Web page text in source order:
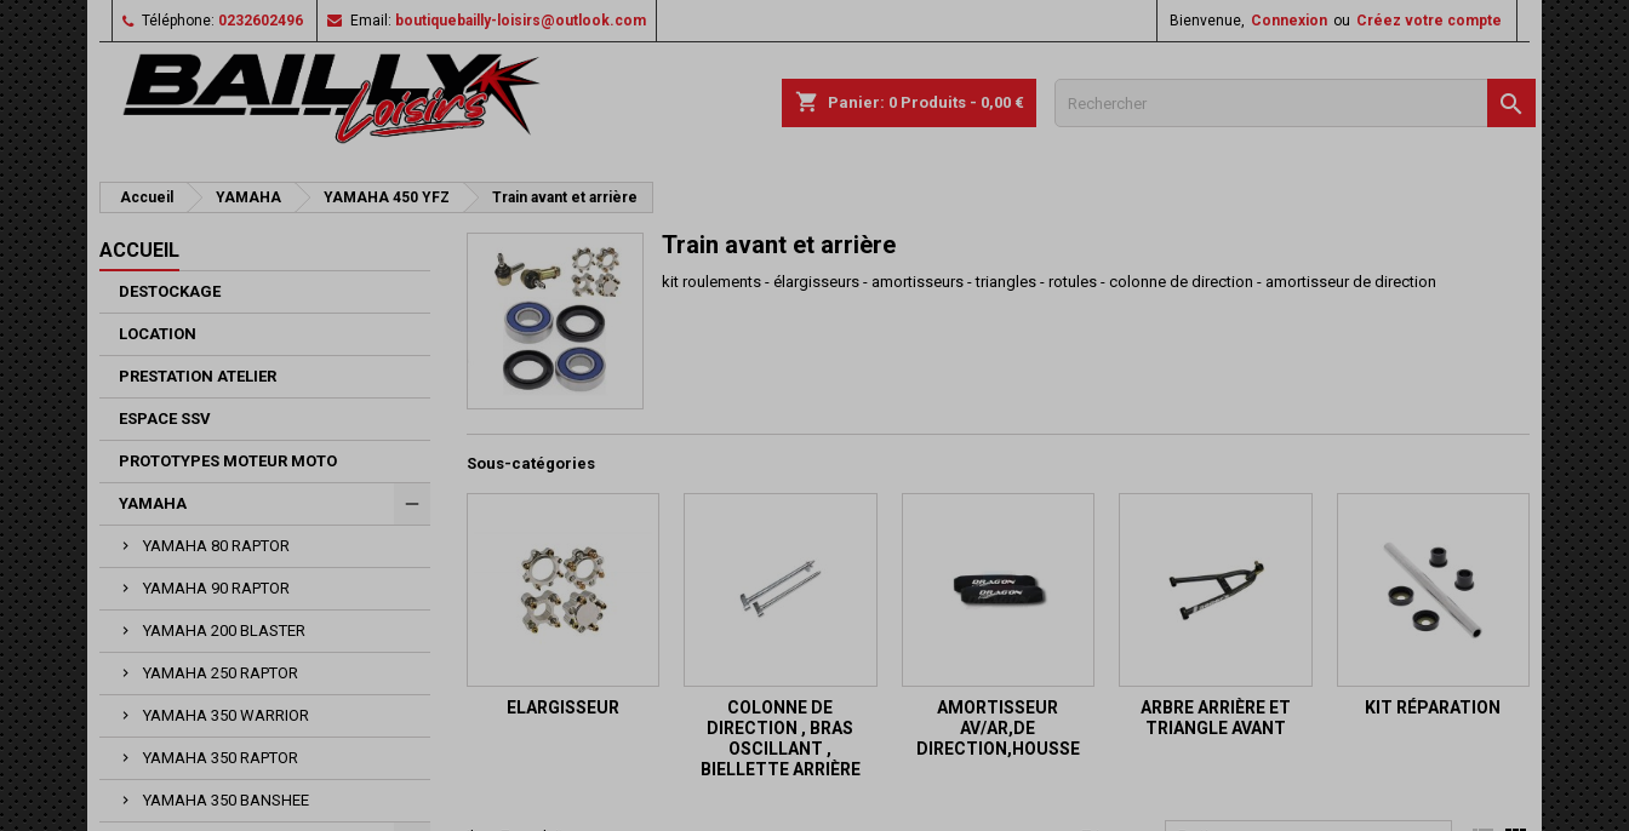
Téléphone: 0232602496 Email: boutiquebailly-loisirs@outlook.com Bienvenue, Connexion ou Créez votre compte

shopping_cart Panier: 0 Produits - 0,00 €
Accueil YAMAHA YAMAHA 450 YFZ Train avant et arrière
ACCUEIL
DESTOCKAGE
LOCATION
PRESTATION ATELIER
ESPACE SSV
PROTOTYPES MOTEUR MOTO
YAMAHA
YAMAHA 80 RAPTOR
YAMAHA 90 RAPTOR
YAMAHA 200 BLASTER
YAMAHA 250 RAPTOR
YAMAHA 350 WARRIOR
YAMAHA 350 RAPTOR
YAMAHA 350 BANSHEE
Train avant et arrière
kit roulements - élargisseurs - amortisseurs - triangles - rotules - colonne de direction - amortisseur de direction
Sous-catégories
ELARGISSEUR
COLONNE DE
DIRECTION , BRAS
OSCILLANT ,
BIELLETTE ARRIÈRE
AMORTISSEUR
AV/AR,DE
DIRECTION,HOUSSE
ARBRE ARRIÈRE ET
TRIANGLE AVANT
KIT RÉPARATION